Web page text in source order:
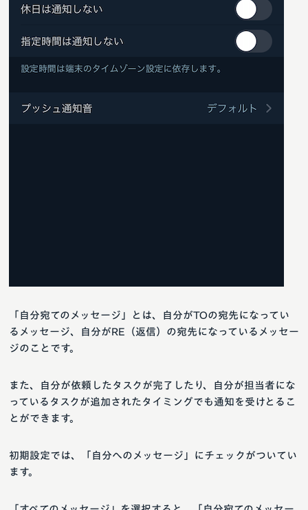
「自分宛てのメッセージ」とは、自分がTOの宛先になってい
るメッセージ、自分がRE（返信）の宛先になっているメッセー
ジのことです。
また、自分が依頼したタスクが完了したり、自分が担当者にな
っているタスクが追加されたタイミングでも通知を受けとるこ
とができます。
初期設定では、「自分へのメッセージ」にチェックがついてい
ます。